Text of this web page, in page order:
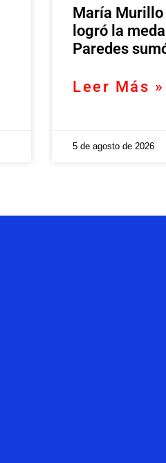
María Murillo
logró la
Paredes
Leer Más »
5 de agosto de 2026